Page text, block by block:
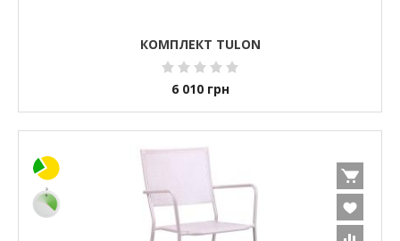
КОМПЛЕКТ TULON
6 010 грн